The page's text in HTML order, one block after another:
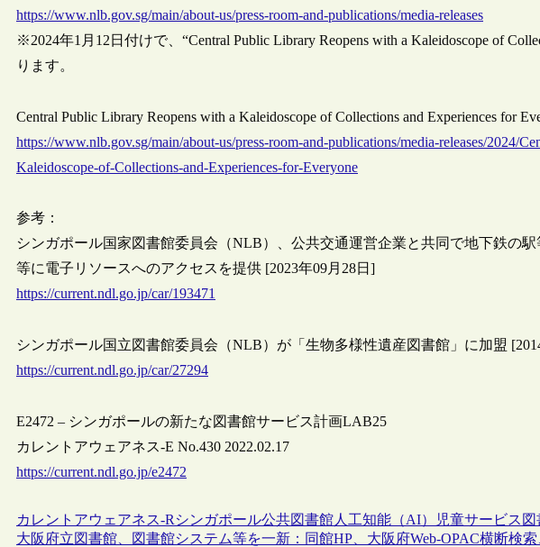
https://www.nlb.gov.sg/main/about-us/press-room-and-publications/media-releases
※2024年1月12日付けで、“Central Public Library Reopens with a Kaleidoscope of
ります。
Central Public Library Reopens with a Kaleidoscope of Collections and Experiences for
https://www.nlb.gov.sg/main/about-us/press-room-and-publications/media-releases/2024/
Kaleidoscope-of-Collections-and-Experiences-for-Everyone
参考：
シンガポール国家図書館委員会（NLB）、公共交通運営企業と共同で地下鉄の
等に電子リソースへのアクセスを提供 [2023年09月28日]
https://current.ndl.go.jp/car/193471
シンガポール国立図書館委員会（NLB）が「生物多様性遺産図書館」に加盟
https://current.ndl.go.jp/car/27294
E2472 – シンガポールの新たな図書館サービス計画LAB25
カレントアウェアネス-E No.430 2022.02.17
https://current.ndl.go.jp/e2472
カレントアウェアネス-R シンガポール公共図書館人工知能（AI） 児童サービス
大阪府立図書館、図書館システム等を一新：同館HP、大阪府Web-OPAC横断検